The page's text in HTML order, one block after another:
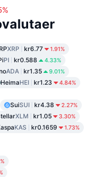
XRP kr6.77 1.91%
PI kr0.588 4.33%
ADA kr1.35 9.01%
HeimaHEI kr1.23 4.84%
SuiSUI kr4.38 2.27%
XLM kr1.05 3.30%
KAS kr0.1659 1.73%